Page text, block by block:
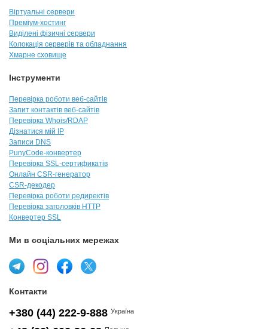
Віртуальні сервери
Преміум-хостинг
Виділені фізичні сервери
Колокація серверів та обладнання
Хмарне сховище
Інструменти
Перевірка роботи веб-сайтів
Запит контактів веб-сайтів
Перевірка Whois/RDAP
Дізнатися мій IP
Записи DNS
PunyCode-конвертер
Перевірка SSL-сертификатів
Онлайн CSR-генератор
CSR-декодер
Перевірка роботи редиректів
Перевірка заголовків HTTP
Конвертер SSL
Ми в соціальних мережах
Контакти
+380 (44) 222-9-888 Україна